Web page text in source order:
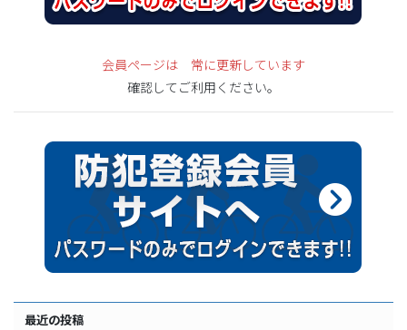
会員ページは 常に更新しています
確認してご利用ください。
最近の投稿